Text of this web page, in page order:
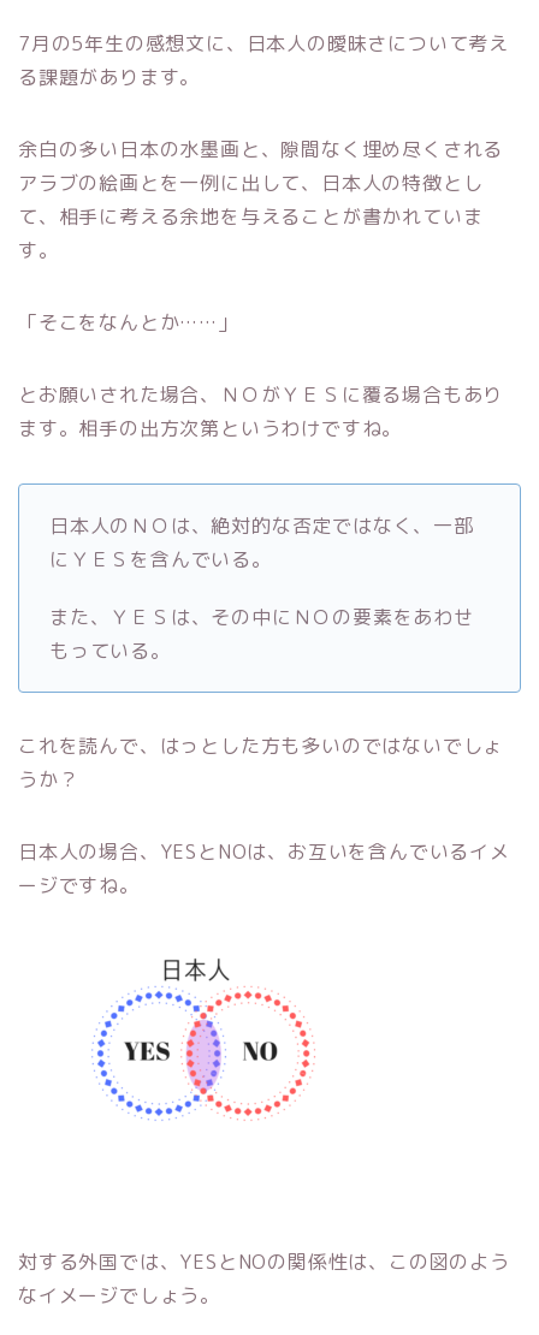
7月の5年生の感想文に、日本人の曖昧さについて考え
る課題があります。
余白の多い日本の水墨画と、隙間なく埋め尽くされる
アラブの絵画とを一例に出して、日本人の特徴とし
て、相手に考える余地を与えることが書かれていま
す。
「そこをなんとか……」
とお願いされた場合、ＮＯがＹＥＳに覆る場合もあり
ます。相手の出方次第というわけですね。
日本人のＮＯは、絶対的な否定ではなく、一部
にＹＥＳを含んでいる。
また、ＹＥＳは、その中にＮＯの要素をあわせ
もっている。
これを読んで、はっとした方も多いのではないでしょ
うか？
日本人の場合、YESとNOは、お互いを含んでいるイメ
ージですね。
対する外国では、YESとNOの関係性は、この図のよう
なイメージでしょう。